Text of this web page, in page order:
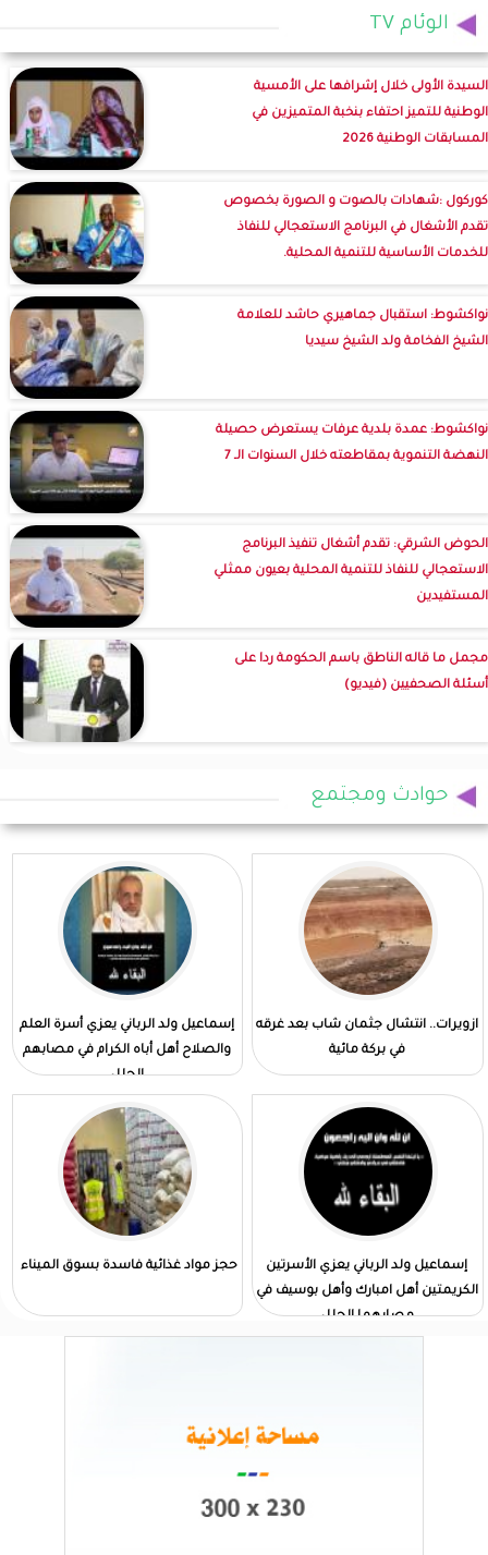
الوئام TV
السيدة الأولى خلال إشرافها على الأمسية
الوطنية للتميز احتفاء بنخبة المتميزين في
المسابقات الوطنية 2026
كوركول :شهادات بالصوت و الصورة بخصوص
تقدم الأشغال في البرنامج الاستعجالي للنفاذ
للخدمات الأساسية للتنمية المحلية.
نواكشوط: استقبال جماهيري حاشد للعلامة
الشيخ الفخامة ولد الشيخ سيديا
نواكشوط: عمدة بلدية عرفات يستعرض حصيلة
النهضة التنموية بمقاطعته خلال السنوات الـ 7
الحوض الشرقي: تقدم أشغال تنفيذ البرنامج
الاستعجالي للنفاذ للتنمية المحلية بعيون ممثلي
المستفيدين
مجمل ما قاله الناطق باسم الحكومة ردا على
أسئلة الصحفيين (فيديو)
حوادث ومجتمع
ازويرات.. انتشال جثمان شاب بعد غرقه
في بركة مائية
إسماعيل ولد الرباني يعزي أسرة العلم
والصلاح أهل أباه الكرام في مصابهم
الجلل
إسماعيل ولد الرباني يعزي الأسرتين
الكريمتين أهل امبارك وأهل بوسيف في
مصابهما الجلل
حجز مواد غذائية فاسدة بسوق الميناء